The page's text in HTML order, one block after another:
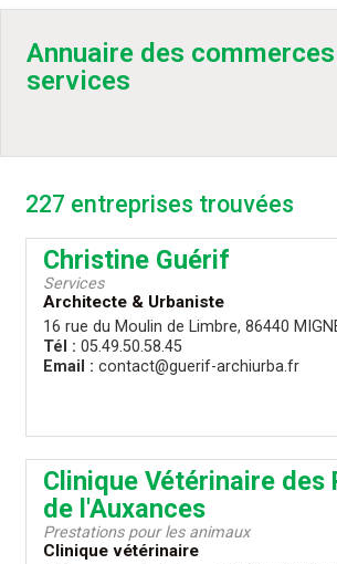
Annuaire des
services
227 entreprises trouvées
Christine Guérif
Services
Architecte & Urbaniste
16 rue du Moulin de Limbre, 86440
Tél : 05.49.50.58.45
Email : contact@guerif-archiurba.fr
Clinique Vétérinaire des
de l'Auxances
Prestations pour les animaux
Clinique vétérinaire